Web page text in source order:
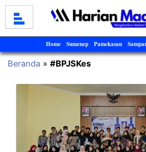
Home Sumenep Pamekasan
Beranda » #BPJSKes